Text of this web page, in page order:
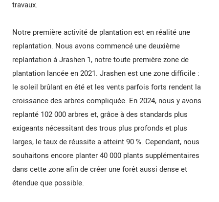
travaux.
Notre première activité de plantation est en réalité une
replantation. Nous avons commencé une deuxième
replantation à Jrashen 1, notre toute première zone de
plantation lancée en 2021. Jrashen est une zone difficile :
le soleil brûlant en été et les vents parfois forts rendent la
croissance des arbres compliquée. En 2024, nous y avons
replanté 102 000 arbres et, grâce à des standards plus
exigeants nécessitant des trous plus profonds et plus
larges, le taux de réussite a atteint 90 %. Cependant, nous
souhaitons encore planter 40 000 plants supplémentaires
dans cette zone afin de créer une forêt aussi dense et
étendue que possible.